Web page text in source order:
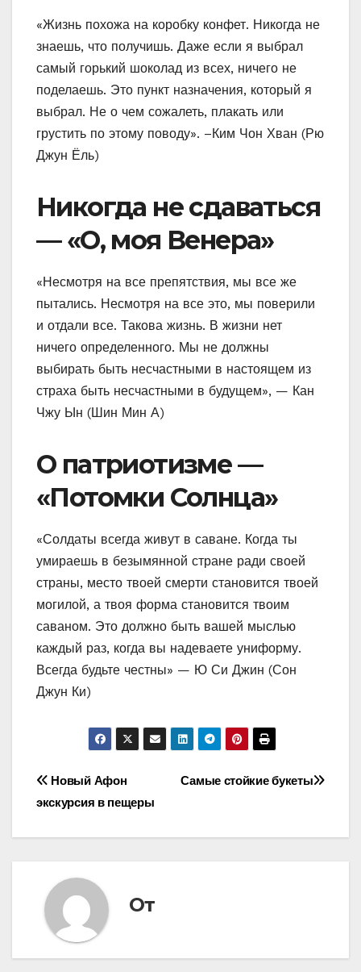
«Жизнь похожа на коробку конфет. Никогда не
знаешь, что получишь. Даже если я выбрал
самый горький шоколад из всех, ничего не
поделаешь. Это пункт назначения, который я
выбрал. Не о чем сожалеть, плакать или
грустить по этому поводу». –Ким Чон Хван (Рю
Джун Ёль)
Никогда не сдаваться
— «О, моя Венера»
«Несмотря на все препятствия, мы все же
пытались. Несмотря на все это, мы поверили
и отдали все. Такова жизнь. В жизни нет
ничего определенного. Мы не должны
выбирать быть несчастными в настоящем из
страха быть несчастными в будущем», — Кан
Чжу Ын (Шин Мин А)
О патриотизме —
«Потомки Солнца»
«Солдаты всегда живут в саване. Когда ты
умираешь в безымянной стране ради своей
страны, место твоей смерти становится твоей
могилой, а твоя форма становится твоим
саваном. Это должно быть вашей мыслью
каждый раз, когда вы надеваете униформу.
Всегда будьте честны» — Ю Си Джин (Сон
Джун Ки)
Навигация
по
Самые стойкие букеты
Новый Афон
экскурсия в пещеры
От